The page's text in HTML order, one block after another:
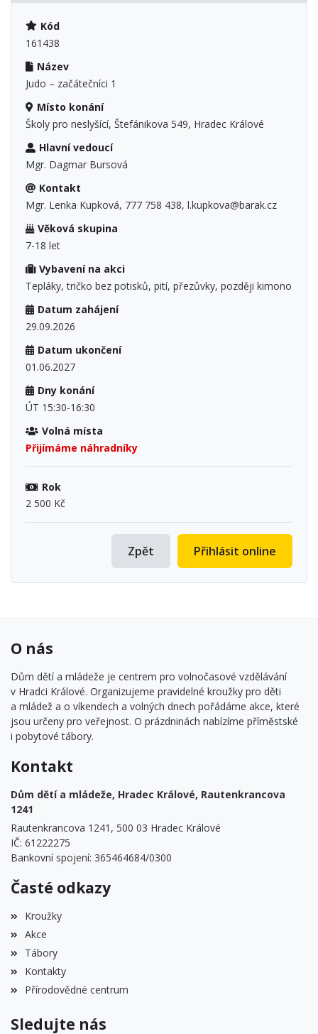
Kód
161438
Název
Judo – začátečníci 1
Místo konání
Školy pro neslyšící, Štefánikova 549, Hradec Králové
Hlavní vedoucí
Mgr. Dagmar Bursová
Kontakt
Mgr. Lenka Kupková, 777 758 438, l.kupkova@barak.cz
Věková skupina
7-18 let
Vybavení na akci
Tepláky, tričko bez potisků, pití, přezůvky, později kimono
Datum zahájení
29.09.2026
Datum ukončení
01.06.2027
Dny konání
ÚT 15:30-16:30
Volná místa
Přijímáme náhradníky
Rok
2 500 Kč
Přihlásit online
Zpět
O nás
Dům dětí a mládeže je centrem pro volnočasové vzdělávání
v Hradci Králové. Organizujeme pravidelné kroužky pro děti
a mládež a o víkendech a volných dnech pořádáme akce, které
jsou určeny pro veřejnost. O prázdninách nabízíme příměstské
i pobytové tábory.
Kontakt
Dům dětí a mládeže, Hradec Králové, Rautenkrancova
1241
Rautenkrancova 1241, 500 03 Hradec Králové
IČ: 61222275
Bankovní spojení: 365464684/0300
Časté odkazy
Kroužky
Akce
Tábory
Kontakty
Přírodovědné centrum
Sledujte nás